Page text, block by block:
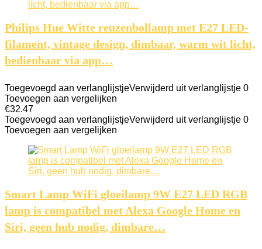
Philips Hue Witte reuzenbollamp met E27 LED-
filament, vintage design, dimbaar, warm wit licht,
bedienbaar via app…
Toegevoegd aan verlanglijstjeVerwijderd uit verlanglijstje 0
Toevoegen aan vergelijken
€32.47
Toegevoegd aan verlanglijstjeVerwijderd uit verlanglijstje 0
Toevoegen aan vergelijken
Smart Lamp WiFi gloeilamp 9W E27 LED RGB
lamp is compatibel met Alexa Google Home en
Siri, geen hub nodig, dimbare…